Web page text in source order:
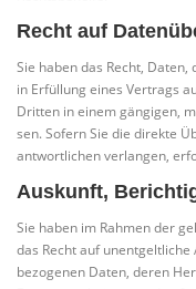
Recht auf
Sie haben das Recht,
in Erfül­lung eines Ver­trags
Drit­ten in einem gän­gi­gen,
sen. Sofern Sie die direk­te
ant­wort­li­chen ver­lan­gen,
Auskunft,
Sie haben im Rah­men der
das Recht auf
be­zo­ge­nen Daten, deren